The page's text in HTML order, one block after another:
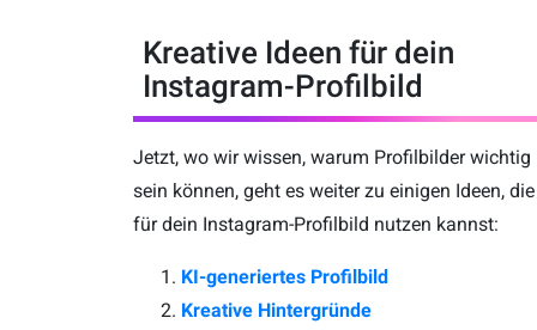
Kreative Ideen für dein
Instagram-Profilbild
Jetzt, wo wir wissen, warum Profilbilder wichtig
sein können, geht es weiter zu einigen Ideen,
für dein Instagram-Profilbild nutzen kannst:
KI-generiertes Profilbild
Kreative Hintergründe